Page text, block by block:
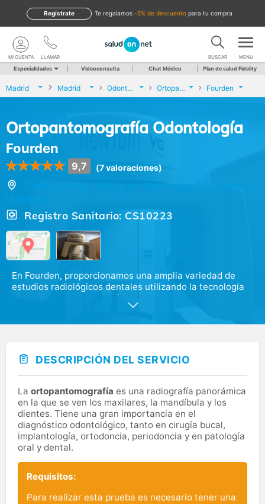
te regalamos -5% de descuento para tu compra
Regístrate
LLAMAR
MI CUENTA BUSCAR MENU
Especialidades Videoconsulta Chat Médico Plan de salud Fidelity
Madrid Madrid Odontología Ortopantomografía Odontología Fourden
Ortopantomografía Odontología
Fourden
9,7 (7 valoraciones)
Calle Alcalde Sainz de Baranda, 35, Madrid
Registro Sanitario: CS10223
En Fourden, proporcionamos una amplia variedad de
estudios radiológicos dentales utilizando la tecnología
digital 3D Cone Beam más avanzada disponible en el
mercado, esto garantiza imágenes detalladas y nítidas
comodidad a los pacientes, con la ventaja adicional de
tener un centro radiológico cercano. Además,
entregamos los resultados de las pruebas de forma
inmediata.
DESCRIPCIÓN DEL SERVICIO
La ortopantomografía es una radiografía panorámica
en la que se ven los maxilares, la mandíbula y los
dientes. Tiene una gran importancia en el
diagnóstico odontológico, tanto en cirugía bucal,
implantología, ortodoncia, periodoncia y en patología
oral y dental.
Requisitos:
Para realizar esta prueba es necesario tener una